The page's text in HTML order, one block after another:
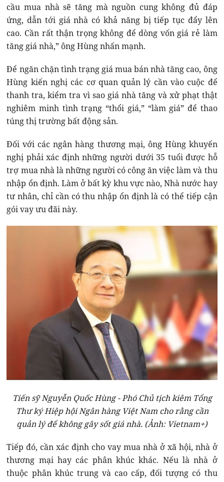
cầu mua nhà sẽ tăng mà nguồn cung không đủ đáp
ứng, dẫn tới giá nhà có khả năng bị tiếp tục đẩy lên
cao. Cần rất thận trọng không để dòng vốn giá rẻ làm
tăng giá nhà,” ông Hùng nhấn mạnh.
Để ngăn chặn tình trạng giá mua bán nhà tăng cao, ông
Hùng kiến nghị các cơ quan quản lý cần vào cuộc để
thanh tra, kiểm tra vì sao giá nhà tăng và xử phạt thật
nghiêm minh tình trạng “thổi giá,” “làm giá” để thao
túng thị trường bất động sản.
Đối với các ngân hàng thương mại, ông Hùng khuyến
nghị phải xác định những người dưới 35 tuổi được hỗ
trợ mua nhà là những người có công ăn việc làm và thu
nhập ổn định. Làm ở bất kỳ khu vực nào, Nhà nước hay
tư nhân, chỉ cần có thu nhập ổn định là có thể tiếp cận
gói vay ưu đãi này.
Tiến sỹ Nguyễn Quốc Hùng - Phó Chủ tịch kiêm Tổng
Thư ký Hiệp hội Ngân hàng Việt Nam cho rằng cần
quản lý để không gây sốt giá nhà. (Ảnh: Vietnam+)
Tiếp đó, cần xác định cho vay mua nhà ở xã hội, nhà ở
thương mại hay các phân khúc khác. Nếu là nhà ở
thuộc phân khúc trung và cao cấp, đối tượng có thu